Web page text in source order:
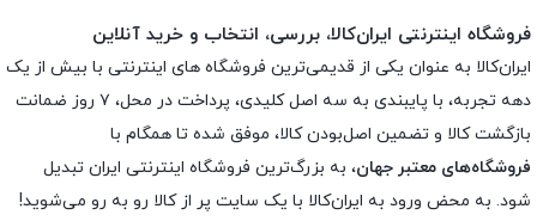
فروشگاه اینترنتی ایران‌کالا، بررسی، انتخاب و خرید آنلاین
ایران‌کالا به عنوان یکی از قدیمی‌ترین فروشگاه های اینترنتی با بیش از یک
دهه تجربه، با پایبندی به سه اصل کلیدی، پرداخت در محل، ۷ روز ضمانت
بازگشت کالا و تضمین اصل‌بودن کالا، موفق شده تا همگام با
فروشگاه‌های معتبر جهان، به بزرگ‌ترین فروشگاه اینترنتی ایران تبدیل
شود. به محض ورود به ایران‌کالا با یک سایت پر از کالا رو به رو می‌شوید!